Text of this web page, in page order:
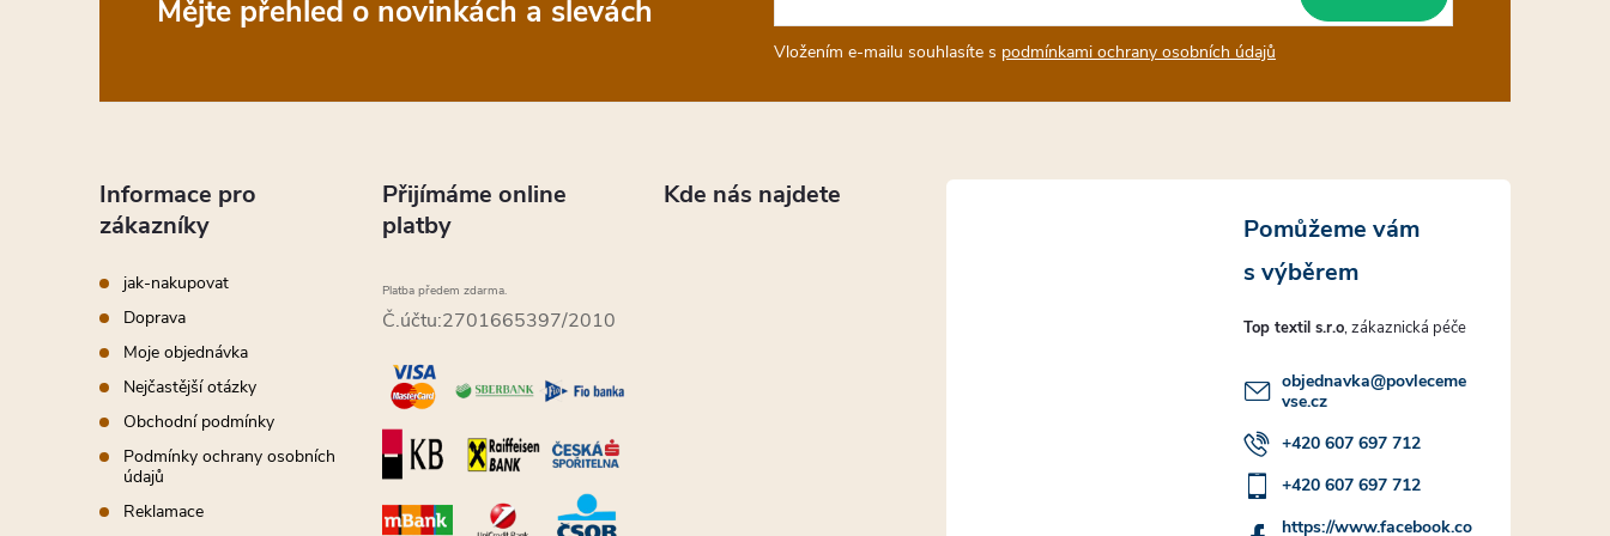
Mějte přehled o novinkách a slevách
Vložením e-mailu souhlasíte s podmínkami ochrany osobních údajů
Informace pro
zákazníky
jak-nakupovat
Doprava
Moje objednávka
Nejčastější otázky
Obchodní podmínky
Podmínky ochrany osobních
údajů
Reklamace
Přijímáme online
platby
Platba předem zdarma.
Č.účtu:2701665397/2010
Kde nás najdete
Top textil s.r.o
objednavka@povleceme
vse.cz
+420 607 697 712
+420 607 697 712
https://www.facebook.co